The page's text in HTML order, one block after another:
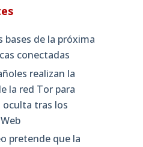
bases de la próxima
conectadas
realizan la
la red Tor para
oculta tras los
pretende que la